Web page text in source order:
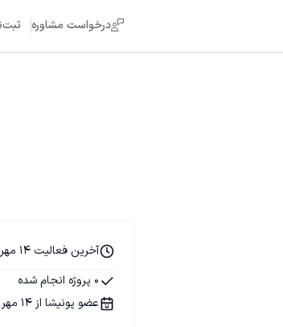
درخواست مشاوره
آخرین فعالیت 14 مهر 1404
0 پروژه انجام شده
عضو پونیشا از 14 مهر 1404